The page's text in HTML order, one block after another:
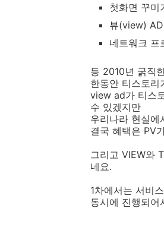
첫화면 꾸미
뷰(view)
네트워크 프
등 2010년 굵직
한동안 티스토리
view ad가 티스
수 있겠지만
우리나라 현실에
결국 혜택은 PV
그리고 VIEW와
네요.
1차에서는 서비
동시에 진행되어